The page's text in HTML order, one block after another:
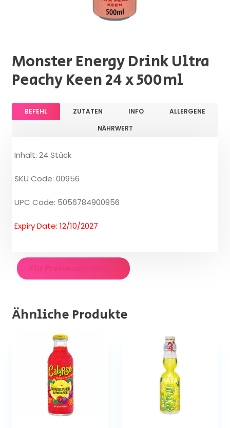
Monster Energy Drink Ultra
Peachy Keen 24 x 500ml
BEFEHL ZUTATEN INFO
ALLERGENE
NÄHRWERT
Inhalt: 24 Stück
SKU Code: 00956
UPC Code: 5056784900956
Expiry Date: 12/10/2027
Für Preise anmelden
Ähnliche Produkte